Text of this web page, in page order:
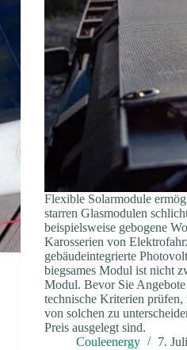
Flexible Solarmodule
starren Glasmodulen
beispielsweise gebogene
Karosserien von
gebäudeintegrierte
biegsames Modul ist nicht
Modul. Bevor Sie
technische Kriterien
von solchen zu
Preis ausgelegt sind.
Couleenergy
7.